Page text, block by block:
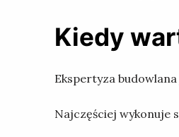
Kiedy
Ekspertyza
Najczęściej wykonuje